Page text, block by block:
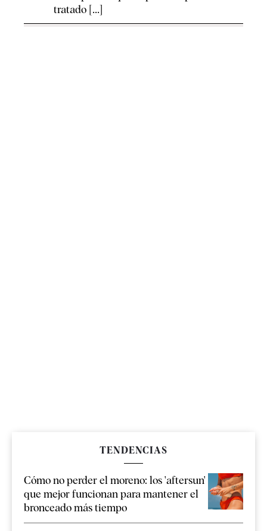
tratado [...]
TENDENCIAS
Cómo no perder el moreno: los 'aftersun'
que mejor funcionan para mantener el
bronceado más tiempo